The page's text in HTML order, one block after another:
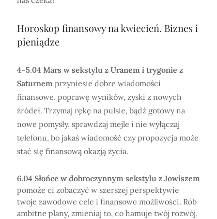
Horoskop finansowy na kwiecień. Biznes i
pieniądze
4–5.04 Mars w sekstylu z Uranem i trygonie z
Saturnem przyniesie dobre wiadomości
finansowe, poprawę wyników, zyski z nowych
źródeł. Trzymaj rękę na pulsie, bądź gotowy na
nowe pomysły, sprawdzaj mejle i nie wyłączaj
telefonu, bo jakaś wiadomość czy propozycja może
stać się finansową okazją życia.
6.04 Słońce w dobroczynnym sekstylu z Jowiszem
pomoże ci zobaczyć w szerszej perspektywie
twoje zawodowe cele i finansowe możliwości. Rób
ambitne plany, zmieniaj to, co hamuje twój rozwój,